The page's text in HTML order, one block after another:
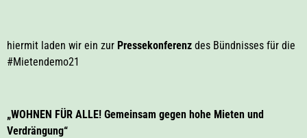
hiermit laden wir ein zur Pressekonferenz des Bündnisses für die
#Mietendemo21
„WOHNEN FÜR ALLE! Gemeinsam gegen hohe Mieten und
Verdrängung“